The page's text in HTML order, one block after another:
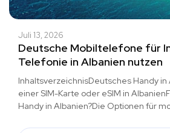
Juli 13, 2026
Deutsche Mobiltelefone für
Telefonie in Albanien nutzen
InhaltsverzeichnisDeutsches Handy in
einer SIM-Karte oder eSIM in
Handy in Albanien?Die Optionen für